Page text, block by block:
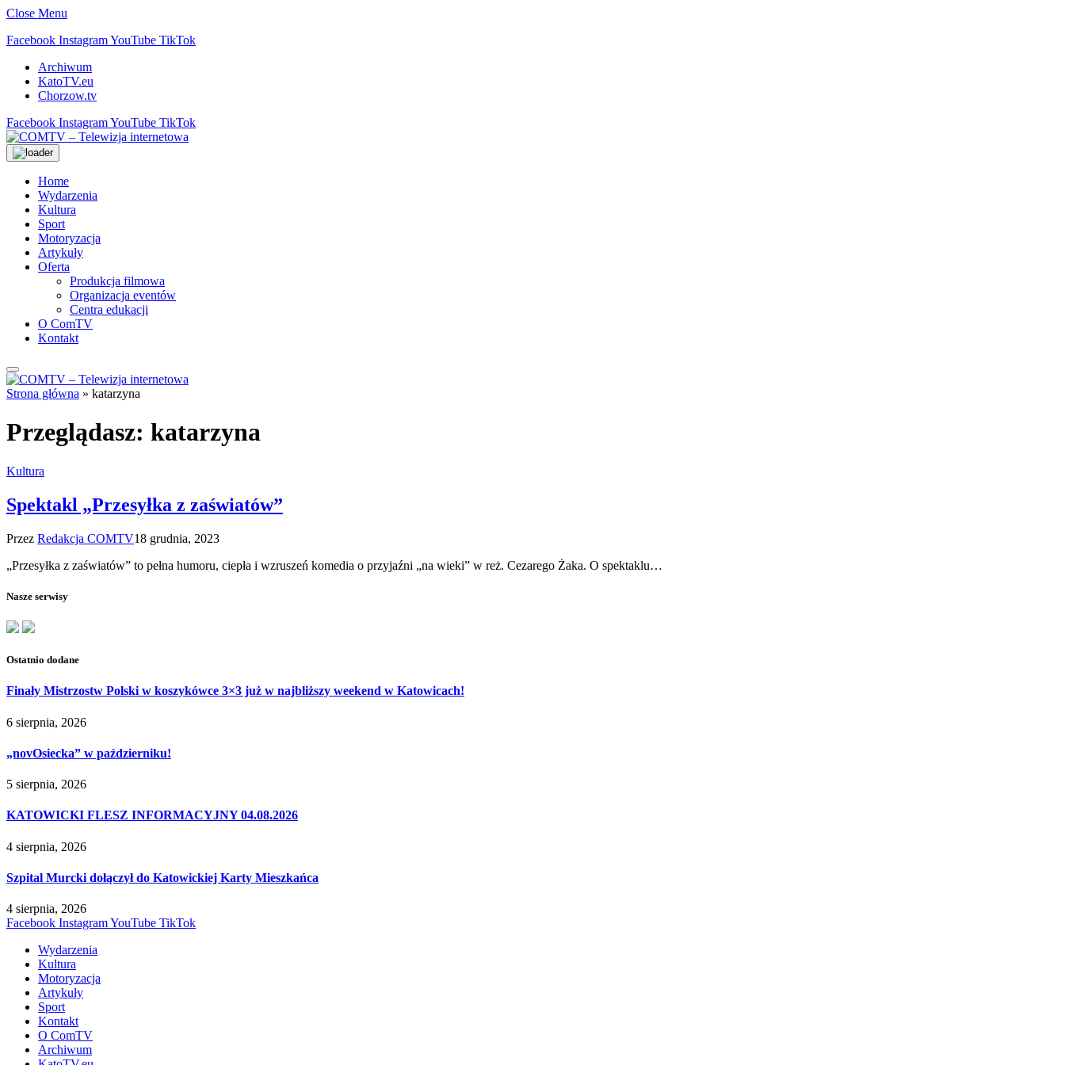
Close Menu
Facebook InstagramYouTube TikTok
Archiwum
KatoTV.eu
Chorzow.tv
Facebook InstagramYouTube TikTok
Home
Wydarzenia
Kultura
Sport
Motoryzacja
Artykuły
Oferta
Produkcja filmowa
Organizacja eventów
Centra edukacji
O ComTV
Kontakt
Strona główna » katarzyna
Przeglądasz: katarzyna
Kultura
Spektakl „Przesyłka z zaświatów”
Przez Redakcja COMTV18 grudnia, 2023
„Przesyłka z zaświatów” to pełna humoru, ciepła i wzruszeń komedia o przyjaźni „na wieki” w reż. Cezarego Żaka. O spektaklu…
Nasze serwisy
Ostatnio dodane
Finały Mistrzostw Polski w koszykówce 3×3 już w najbliższy weekend w Katowicach!
6 sierpnia, 2026
„novOsiecka” w październiku!
5 sierpnia, 2026
KATOWICKI FLESZ INFORMACYJNY 04.08.2026
4 sierpnia, 2026
Szpital Murcki dołączył do Katowickiej Karty Mieszkańca
4 sierpnia, 2026
Facebook InstagramYouTube TikTok
Wydarzenia
Kultura
Motoryzacja
Artykuły
Sport
Kontakt
O ComTV
Archiwum